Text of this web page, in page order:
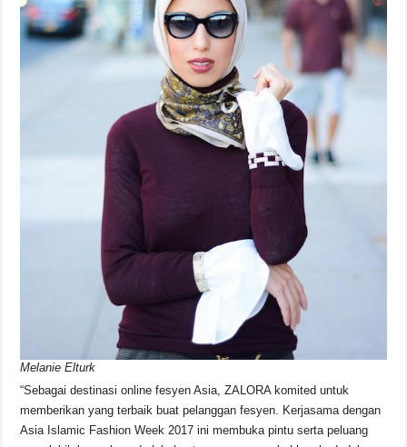
Melanie Elturk
“Sebagai destinasi online fesyen Asia, ZALORA komited untuk
memberikan yang terbaik buat pelanggan fesyen. Kerjasama dengan
Asia Islamic Fashion Week 2017 ini membuka pintu serta peluang